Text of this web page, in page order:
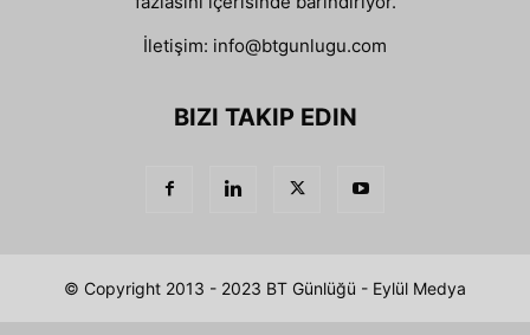
İletişim: info@btgunlugu.com
BIZI TAKIP EDIN
© Copyright 2013 - 2023 BT Günlüğü - Eylül Medya